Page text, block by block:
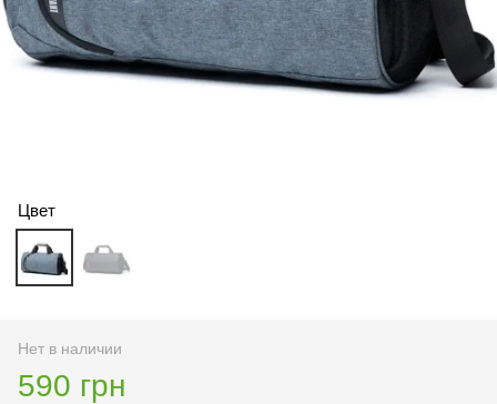
Цвет
Нет в наличии
590 грн